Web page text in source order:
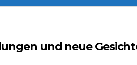
und neue